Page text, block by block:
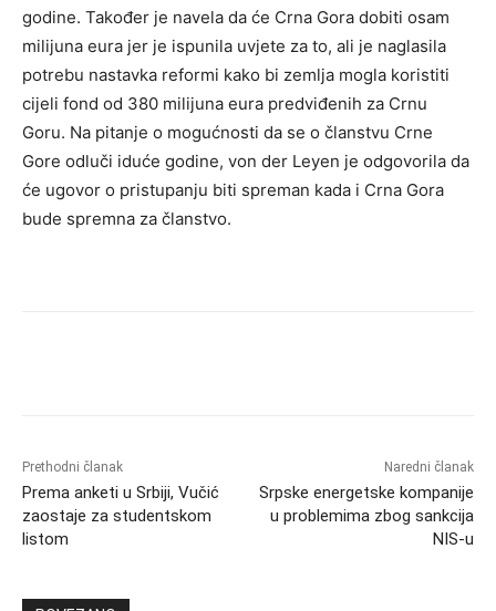
godine. Također je navela da će Crna Gora dobiti osam
milijuna eura jer je ispunila uvjete za to, ali je naglasila
potrebu nastavka reformi kako bi zemlja mogla koristiti
cijeli fond od 380 milijuna eura predviđenih za Crnu
Goru. Na pitanje o mogućnosti da se o članstvu Crne
Gore odluči iduće godine, von der Leyen je odgovorila da
će ugovor o pristupanju biti spreman kada i Crna Gora
bude spremna za članstvo.
Prethodni članak
Prema anketi u Srbiji, Vučić
zaostaje za studentskom
listom
Naredni članak
Srpske energetske kompanije
u problemima zbog sankcija
NIS-u